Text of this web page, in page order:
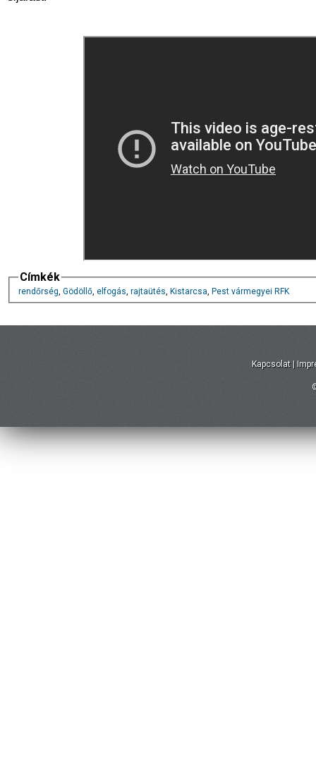
Címkék
rendőrség, Gödöllő, elfogás, rajtaütés, Kistarcsa, Pest vármegyei RFK
Kapcsolat |